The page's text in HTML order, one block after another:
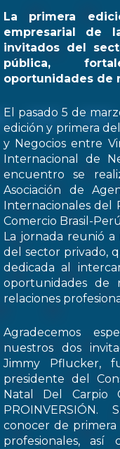
La primera
empresarial de
invitados del
pública,
oportunidades de
El pasado 5 de
edición y primera
y Negocios entre
Internacional de
encuentro se
Asociación de
Internacionales del
Comercio Brasil-
La jornada reunió
del sector privado,
dedicada al
oportunidades de
relaciones
Agradecemos
nuestros dos
Jimmy Pflucker,
presidente del
Natal Del Carpio
conocer de primera
profesionales, así